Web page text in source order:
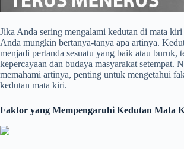
Jika Anda sering mengalami kedutan di mata kiri
Anda mungkin bertanya-tanya apa artinya.
menjadi pertanda sesuatu yang baik atau buruk,
kepercayaan dan budaya masyarakat setempat.
memahami artinya, penting untuk mengetahui
kedutan mata kiri.
Faktor yang Mempengaruhi Kedutan Mata